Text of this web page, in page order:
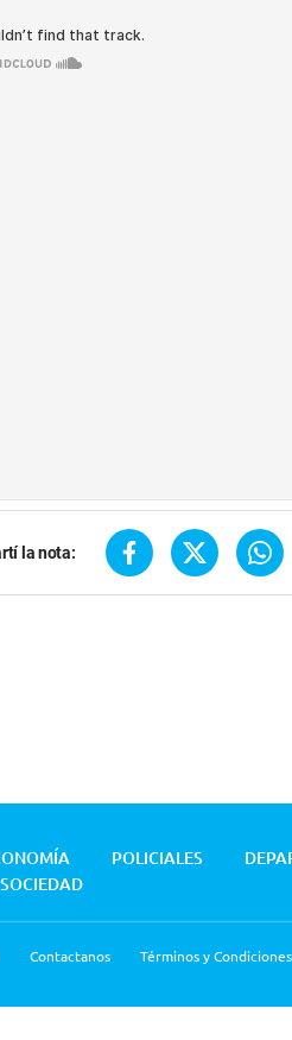
la nota:
POLICIALES
SOCIEDAD
Contactanos Términos y Condiciones